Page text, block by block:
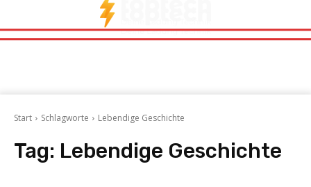
Start Schlagworte Lebendige Geschichte
Tag: Lebendige Geschichte